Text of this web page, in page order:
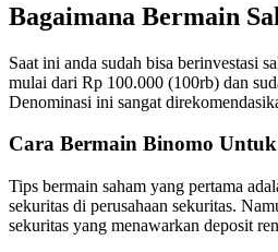
Bagaimana Bermain
Saat ini anda sudah bisa berinvestasi
mulai dari Rp 100.000 (100rb) dan
Denominasi ini sangat
Cara Bermain Binomo Untuk
Tips bermain saham yang pertama
sekuritas di perusahaan sekuritas.
sekuritas yang menawarkan deposit